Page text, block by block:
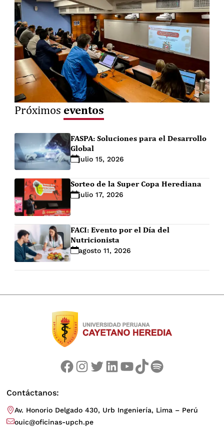
Próximos eventos
FASPA: Soluciones para el Desarrollo
Global
julio 15, 2026
Sorteo de la Super Copa Herediana
julio 17, 2026
FACI: Evento por el Día del
Nutricionista
agosto 11, 2026
Facebook Instagram Twitter LinkedIn YouTube TikTok Spotify
Contáctanos:
Av. Honorio Delgado 430, Urb Ingeniería, Lima – Perú
ouic@oficinas-upch.pe